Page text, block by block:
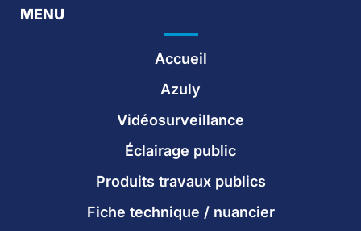
Éclairage public Évry
Éclairage public Grenoble
Éclairage public Seine-Saint-Denis
Éclairage public Toulouse
Éclairage public-Bordeaux
MENU
Accueil
Azuly
Vidéosurveillance
Éclairage public
Produits travaux publics
Fiche technique / nuancier